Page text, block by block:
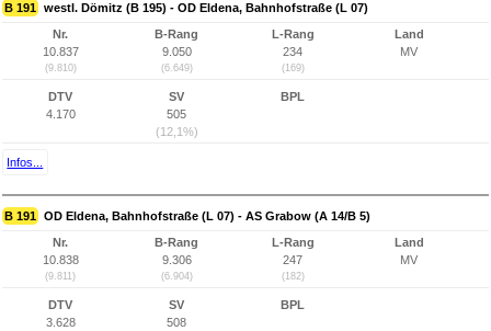
B 191 westl. Dömitz (B 195) - OD Eldena, Bahnhofstraße (L 07)
Nr.
10.837
(9.810)
B-Rang
9.050
(6.649)
L-Rang
234
(169)
Land
MV
DTV
4.170
SV
505
(12,1%)
BPL
Infos...
B 191 OD Eldena, Bahnhofstraße (L 07) - AS Grabow (A 14/B 5)
Nr.
10.838
(9.811)
B-Rang
9.306
(6.904)
L-Rang
247
(182)
Land
MV
DTV
3.628
SV
508
BPL